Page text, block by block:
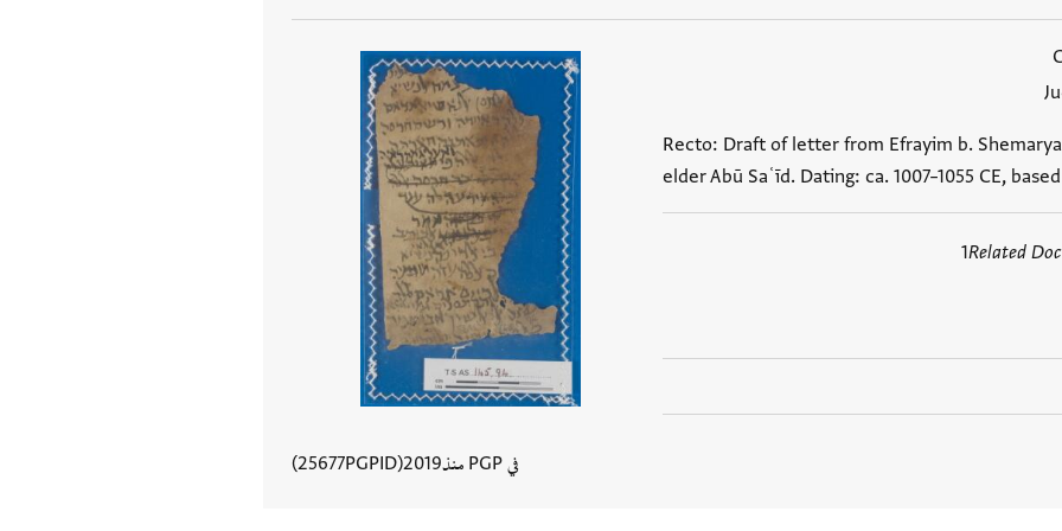
Recto: Draft of letter from Efrayim b.
elder Abū Saʿīd. Dating: ca. 1007–1055 CE,
Related
1
في PGP منذ 2019
PGPID
25677